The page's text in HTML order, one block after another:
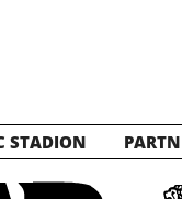
STADION